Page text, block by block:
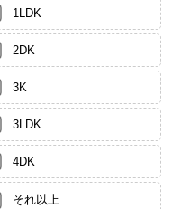
1LDK
2DK
3K
3LDK
4DK
それ以上